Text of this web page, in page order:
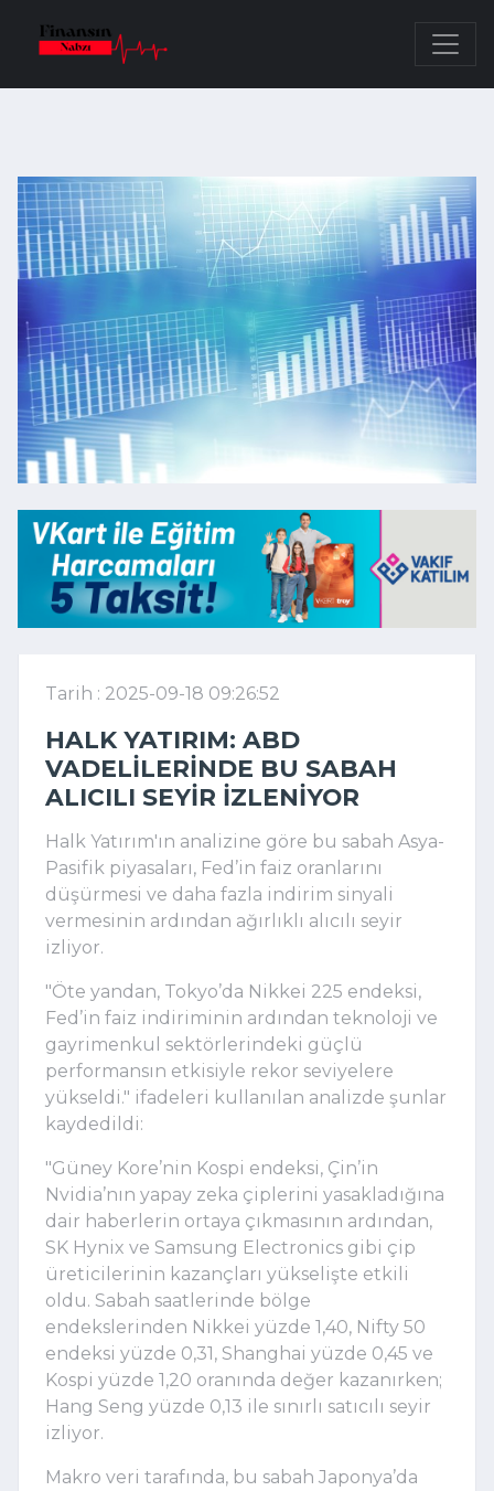
Tarih : 2025-09-18 09:26:52
HALK YATIRIM: ABD
VADELILERINDE BU SABAH
ALICILI SEYIR IZLENIYOR
Halk Yatırım'ın analizine göre bu sabah Asya-
Pasifik piyasaları, Fed’in faiz oranlarını
düşürmesi ve daha fazla indirim sinyali
vermesinin ardından ağırlıklı alıcılı seyir
izliyor.
"Öte yandan, Tokyo’da Nikkei 225 endeksi,
Fed’in faiz indiriminin ardından teknoloji ve
gayrimenkul sektörlerindeki güçlü
performansın etkisiyle rekor seviyelere
yükseldi." ifadeleri kullanılan analizde şunlar
kaydedildi:
"Güney Kore’nin Kospi endeksi, Çin’in
Nvidia’nın yapay zeka çiplerini yasakladığına
dair haberlerin ortaya çıkmasının ardından,
SK Hynix ve Samsung Electronics gibi çip
üreticilerinin kazançları yükselişte etkili
oldu. Sabah saatlerinde bölge
endekslerinden Nikkei yüzde 1,40, Nifty 50
endeksi yüzde 0,31, Shanghai yüzde 0,45 ve
Kospi yüzde 1,20 oranında değer kazanırken;
Hang Seng yüzde 0,13 ile sınırlı satıcılı seyir
izliyor.
Makro veri tarafında, bu sabah Japonya’da